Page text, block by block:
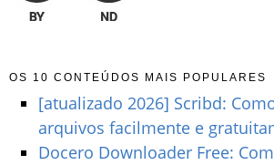
OS 10 CONTEÚDOS MAIS POPULARES
[atualizado 2026] Scribd:
arquivos facilmente e
Docero Downloader Free: